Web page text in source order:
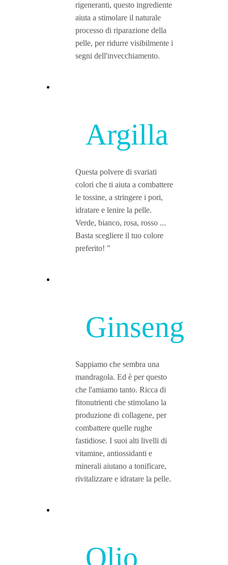
rigeneranti, questo ingrediente
aiuta a stimolare il naturale
processo di riparazione della
pelle, per ridurre visibilmente i
segni dell'invecchiamento.
Argilla
Questa polvere di svariati
colori che ti aiuta a combattere
le tossine, a stringere i pori,
idratare e lenire la pelle.
Verde, bianco, rosa, rosso ...
Basta scegliere il tuo colore
preferito! "
Ginseng
Sappiamo che sembra una
mandragola. Ed è per questo
che l'amiamo tanto. Ricca di
fitonutrienti che stimolano la
produzione di collagene, per
combattere quelle rughe
fastidiose. I suoi alti livelli di
vitamine, antiossidanti e
minerali aiutano a tonificare,
rivitalizzare e idratare la pelle.
Olio